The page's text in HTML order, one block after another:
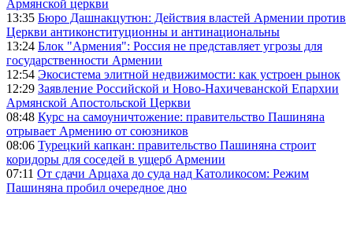
Армянской церкви
13:35 Бюро Дашнакцутюн: Действия властей Армении против
Церкви антиконституционны и антинациональны
13:24 Блок "Армения": Россия не представляет угрозы для
государственности Армении
12:54 Экосистема элитной недвижимости: как устроен рынок
12:29 Заявление Российской и Ново-Нахичеванской Епархии
Армянской Апостольской Церкви
08:48 Курс на самоуничтожение: правительство Пашиняна
отрывает Армению от союзников
08:06 Турецкий капкан: правительство Пашиняна строит
коридоры для соседей в ущерб Армении
07:11 От сдачи Арцаха до суда над Католикосом: Режим
Пашиняна пробил очередное дно